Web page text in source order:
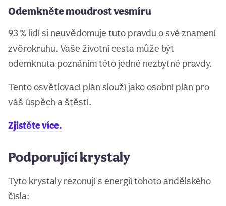
Odemkněte moudrost vesmíru
93 % lidí si neuvědomuje tuto pravdu o své znamení
zvěrokruhu. Vaše životní cesta může být
odemknuta poznáním této jedné nezbytné pravdy.
Tento osvětlovací plán slouží jako osobní plán pro
váš úspěch a štěstí.
Zjistěte více.
Podporující krystaly
Tyto krystaly rezonují s energií tohoto andělského
čísla: